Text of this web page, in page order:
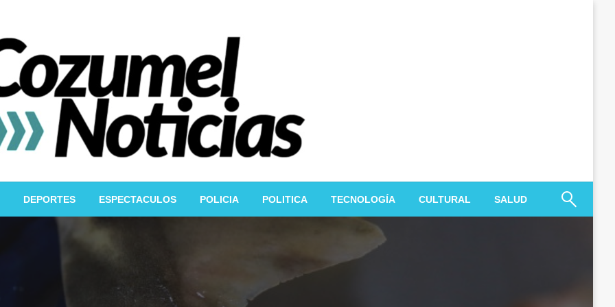
DEPORTES ESPECTACULOS POLICIA POLITICA TECNOLOGÍA CULTURAL SALUD